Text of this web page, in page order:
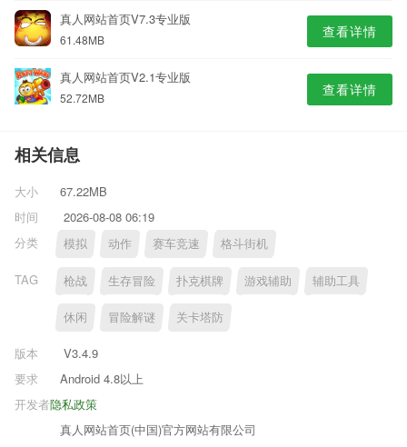
真人网站首页V7.3专业版
61.48MB 查看详情
真人网站首页V2.1专业版
52.72MB 查看详情
相关信息
大小
67.22MB
时间
2026-08-08 06:19
分类
模拟 动作 赛车竞速 格斗街机
TAG 枪战 生存冒险 扑克棋牌 游戏辅助 辅助工具
休闲 冒险解谜 关卡塔防
版本
V3.4.9
要求
Android 4.8以上
隐私政策
开发者
真人网站首页(中国)官方网站有限公司